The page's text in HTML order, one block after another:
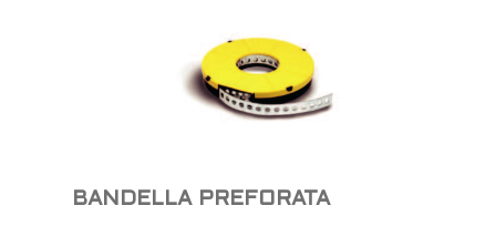
BANDELLA PREFORATA